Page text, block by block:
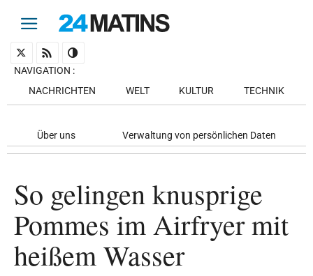
NAVIGATION :
NACHRICHTEN
WELT KULTUR TECHNIK
Über uns Verwaltung von persönlichen Daten
So gelingen knusprige
Pommes im Airfryer mit
heißem Wasser